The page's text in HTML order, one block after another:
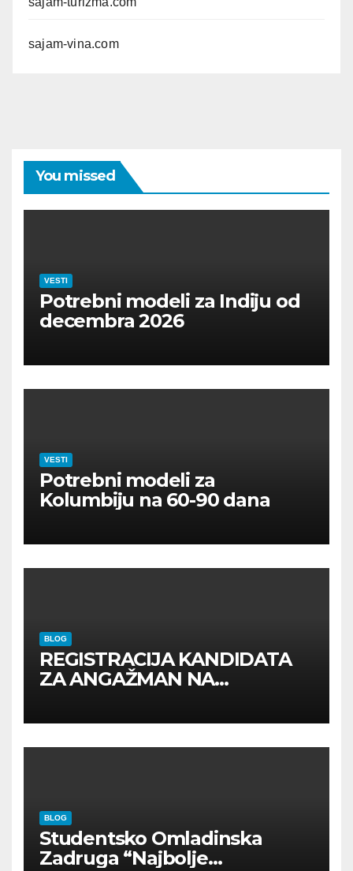
sajam-vina.com
You missed
VESTI
Potrebni modeli za Indiju od
decembra 2026
VESTI
Potrebni modeli za
Kolumbiju na 60-90 dana
BLOG
REGISTRACIJA KANDIDATA
ZA ANGAŽMAN NA
BLOG
Studentsko Omladinska
Zadruga “Najbolje